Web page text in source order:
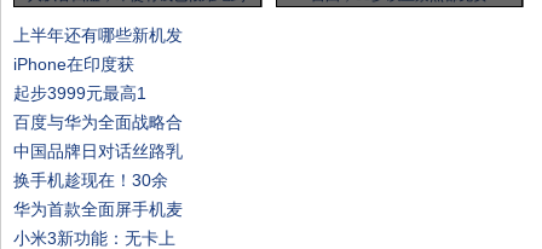
上半年还有哪些新机发
iPhone在印度获
起步3999元最高1
百度与华为全面战略合
中国品牌日对话丝路乳
换手机趁现在！30余
华为首款全面屏手机麦
小米3新功能：无卡上